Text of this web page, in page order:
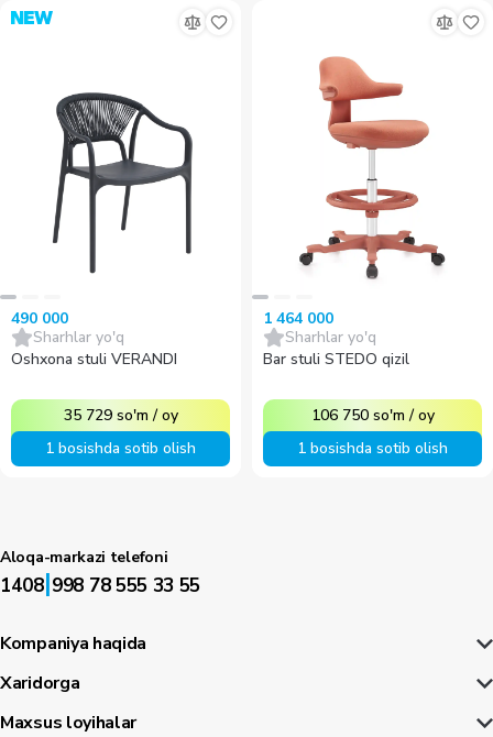
490 000
Sharhlar yo'q
Oshxona stuli VERANDI
35 729 so'm /oy
1 bosishda sotib olish
1 464 000
Sharhlar yo'q
Bar stuli STEDO qizil
106 750 so'm /oy
1 bosishda sotib olish
Aloqa-markazi telefoni
1408|998 78 555 33 55
Kompaniya haqida
Xaridorga
Maxsus loyihalar